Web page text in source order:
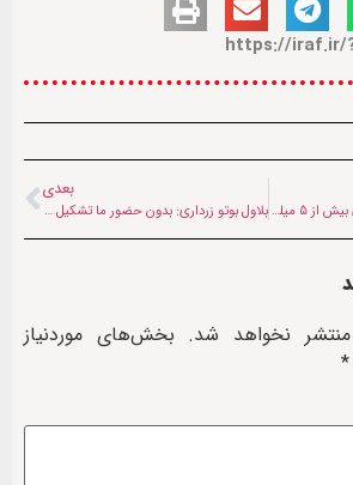
توزیع کتاب‌های درسی برای بیش از ۵ میلیون دانش‌آموزش افغان
بعدی
بلاول بوتو زرداری: بدون حضور ما تشکیل دولت ممکن نیست
نخواهد شد. بخش‌های موردنیاز
*